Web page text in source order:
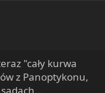
"cały kurwa
z Panoptykonu,